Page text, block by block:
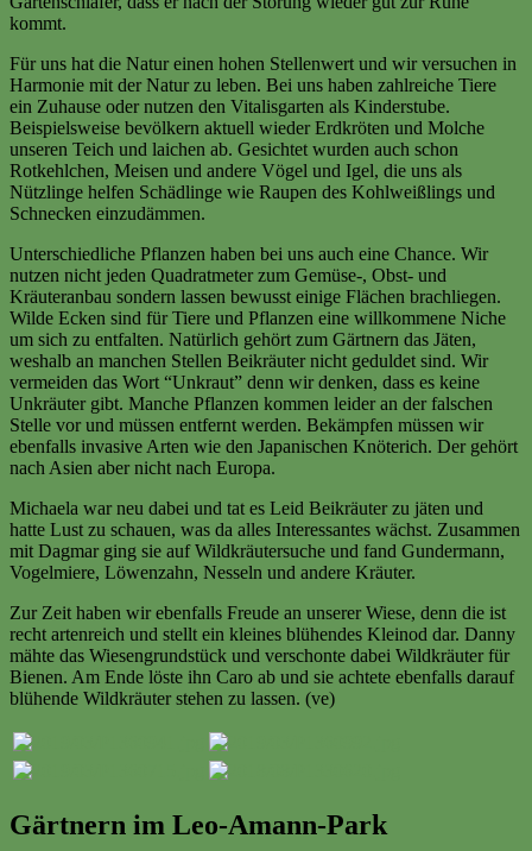
kommt.
Für uns hat die Natur einen hohen Stellenwert und wir versuchen in
Harmonie mit der Natur zu leben. Bei uns haben zahlreiche Tiere
ein Zuhause oder nutzen den Vitalisgarten als Kinderstube.
Beispielsweise bevölkern aktuell wieder Erdkröten und Molche
unseren Teich und laichen ab. Gesichtet wurden auch schon
Rotkehlchen, Meisen und andere Vögel und Igel, die uns als
Nützlinge helfen Schädlinge wie Raupen des Kohlweißlings und
Schnecken einzudämmen.
Unterschiedliche Pflanzen haben bei uns auch eine Chance. Wir
nutzen nicht jeden Quadratmeter zum Gemüse-, Obst- und
Kräuteranbau sondern lassen bewusst einige Flächen brachliegen.
Wilde Ecken sind für Tiere und Pflanzen eine willkommene Niche
um sich zu entfalten. Natürlich gehört zum Gärtnern das Jäten,
weshalb an manchen Stellen Beikräuter nicht geduldet sind. Wir
vermeiden das Wort “Unkraut” denn wir denken, dass es keine
Unkräuter gibt. Manche Pflanzen kommen leider an der falschen
Stelle vor und müssen entfernt werden. Bekämpfen müssen wir
ebenfalls invasive Arten wie den Japanischen Knöterich. Der gehört
nach Asien aber nicht nach Europa.
Michaela war neu dabei und tat es Leid Beikräuter zu jäten und
hatte Lust zu schauen, was da alles Interessantes wächst. Zusammen
mit Dagmar ging sie auf Wildkräutersuche und fand Gundermann,
Vogelmiere, Löwenzahn, Nesseln und andere Kräuter.
Zur Zeit haben wir ebenfalls Freude an unserer Wiese, denn die ist
recht artenreich und stellt ein kleines blühendes Kleinod dar. Danny
mähte das Wiesengrundstück und verschonte dabei Wildkräuter für
Bienen. Am Ende löste ihn Caro ab und sie achtete ebenfalls darauf
blühende Wildkräuter stehen zu lassen. (ve)
Gärtnern im Leo-Amann-Park